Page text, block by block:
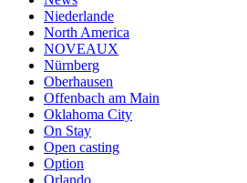
Niederlande
North America
NOVEAUX
Nürnberg
Oberhausen
Offenbach am Main
Oklahoma City
On Stay
Open casting
Option
Orlando